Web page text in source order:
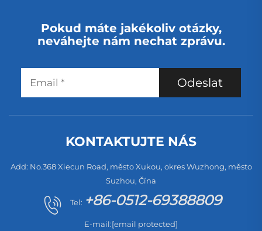
Pokud máte jakékoliv otázky,
neváhejte nám nechat zprávu.
Odeslat
KONTAKTUJTE NÁS
Add: No.368 Xiecun Road, město Xukou, okres Wuzhong, město
Suzhou, Čína
Tel: +86-0512-69388809
E-mail:[email protected]